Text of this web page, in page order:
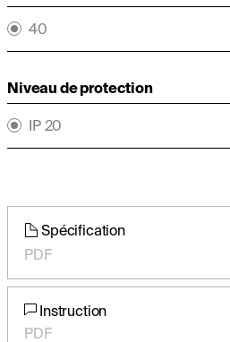
40
Niveau de protection
IP 20
Spécification
PDF
Instruction
PDF